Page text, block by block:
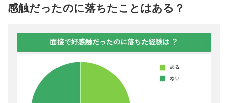
感触だったのに落ちたことはある？